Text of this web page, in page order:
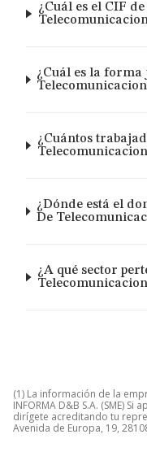
¿Cuál es el CIF
¿Cuál es la
¿Cuántos
¿Dónde está el
De
¿A qué sector
(1) La información de la
INFORMA D&B S.A. (SME)
dirígete acreditando tu
Avenida de Europa, 19,